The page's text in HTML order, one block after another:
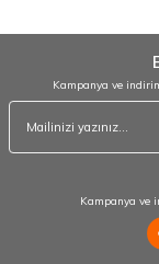
Kampanya ve
Kampanya ve